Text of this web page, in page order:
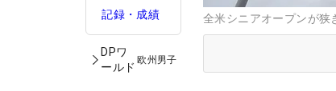
記録・成績
DPワ
ールド
欧州男子
全米シニアオープンが狭